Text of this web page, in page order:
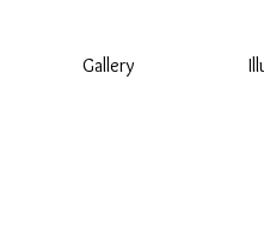
Gallery